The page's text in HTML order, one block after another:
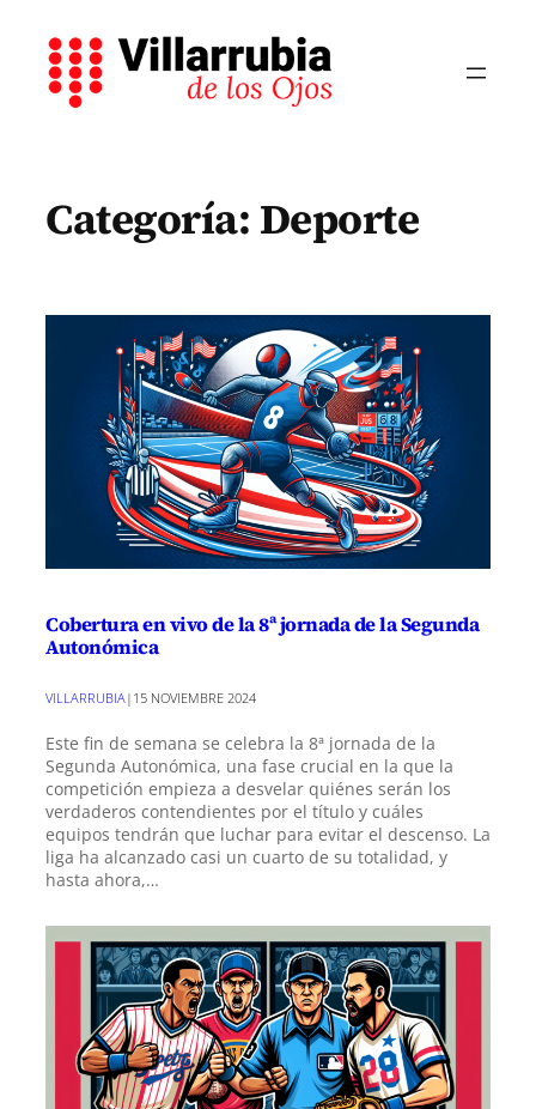
contenido
Categoría: Deporte
Cobertura en vivo de la 8ª jornada de la Segunda
Autonómica
VILLARRUBIA | 15 NOVIEMBRE 2024
Este fin de semana se celebra la 8ª jornada de la
Segunda Autonómica, una fase crucial en la que la
competición empieza a desvelar quiénes serán los
verdaderos contendientes por el título y cuáles
equipos tendrán que luchar para evitar el descenso. La
liga ha alcanzado casi un cuarto de su totalidad, y
hasta ahora,…